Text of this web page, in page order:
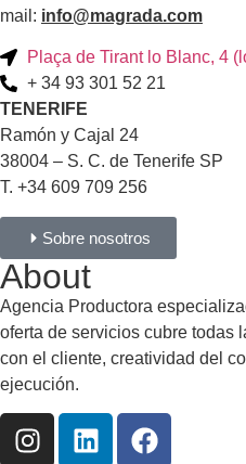
mail: info@magrada.com
Plaça de Tirant lo Blanc, 4
+ 34 93 301 52 21
TENERIFE
Ramón y Cajal 24
38004 – S. C. de Tenerife SP
T. +34 609 709 256
Sobre nosotros
About
Agencia Productora
oferta de servicios cubre todas
con el cliente, creatividad del
ejecución.